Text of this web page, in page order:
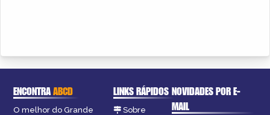
ENCONTRAABCD
O melhor do Grande
LINKS RÁPIDOS
Sobre
NOVIDADES POR E-
MAIL